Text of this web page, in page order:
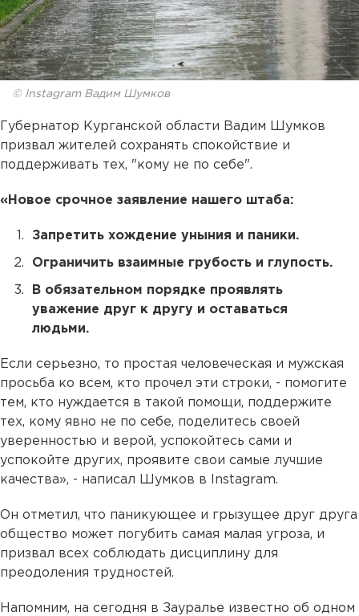
© Instagram Вадим Шумков
Губернатор Курганской области Вадим Шумков
призвал жителей сохранять спокойствие и
поддерживать тех, "кому не по себе".
«Новое срочное заявление нашего штаба:
Запретить хождение уныния и паники.
Ограничить взаимные грубость и глупость.
В обязательном порядке проявлять
уважение друг к другу и оставаться
людьми.
Если серьезно, то простая человеческая и мужская
просьба ко всем, кто прочел эти строки, - помогите
тем, кто нуждается в такой помощи, поддержите
тех, кому явно не по себе, поделитесь своей
уверенностью и верой, успокойтесь сами и
успокойте других, проявите свои самые лучшие
качества», - написал Шумков в Instagram. ⠀
Он отметил, что паникующее и грызущее друг друга
общество может погубить самая малая угроза, и
призвал всех соблюдать дисциплину для
преодоления трудностей.
Напомним, на сегодня в Зауралье известно об одном